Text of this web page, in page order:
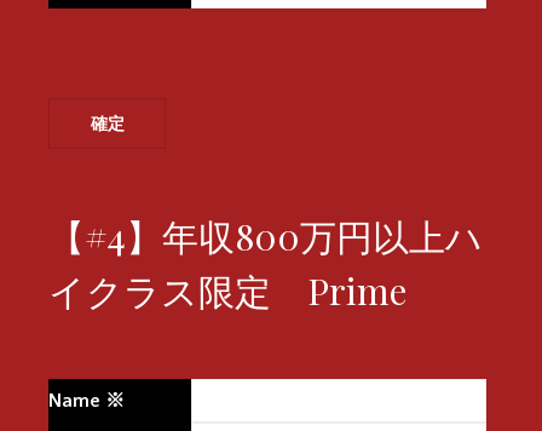
【#4】年収800万円以上ハ
イクラス限定 Prime
Name ※